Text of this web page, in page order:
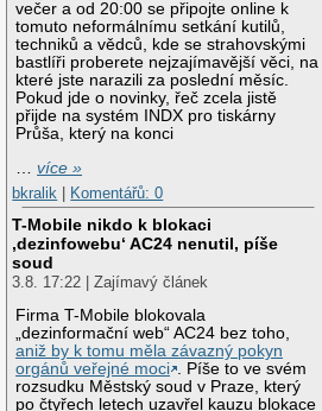
večer a od 20:00 se připojte online k
tomuto neformálnímu setkání kutilů,
techniků a vědců, kde se strahovskými
bastlíři proberete nejzajímavější věci, na
které jste narazili za poslední měsíc.
Pokud jde o novinky, řeč zcela jistě
přijde na systém INDX pro tiskárny
Průša, který na konci
…více »
bkralik
Komentářů: 0
T-Mobile nikdo k blokaci
‚dezinfowebu‘ AC24 nenutil, píše
soud
3.8. 17:22 | Zajímavý článek
Firma T-Mobile blokovala
„dezinformační web“ AC24 bez toho,
aniž by k tomu měla závazný pokyn
orgánů veřejné moci . Píše to ve svém
rozsudku Městský soud v Praze, který
po čtyřech letech uzavřel kauzu blokace